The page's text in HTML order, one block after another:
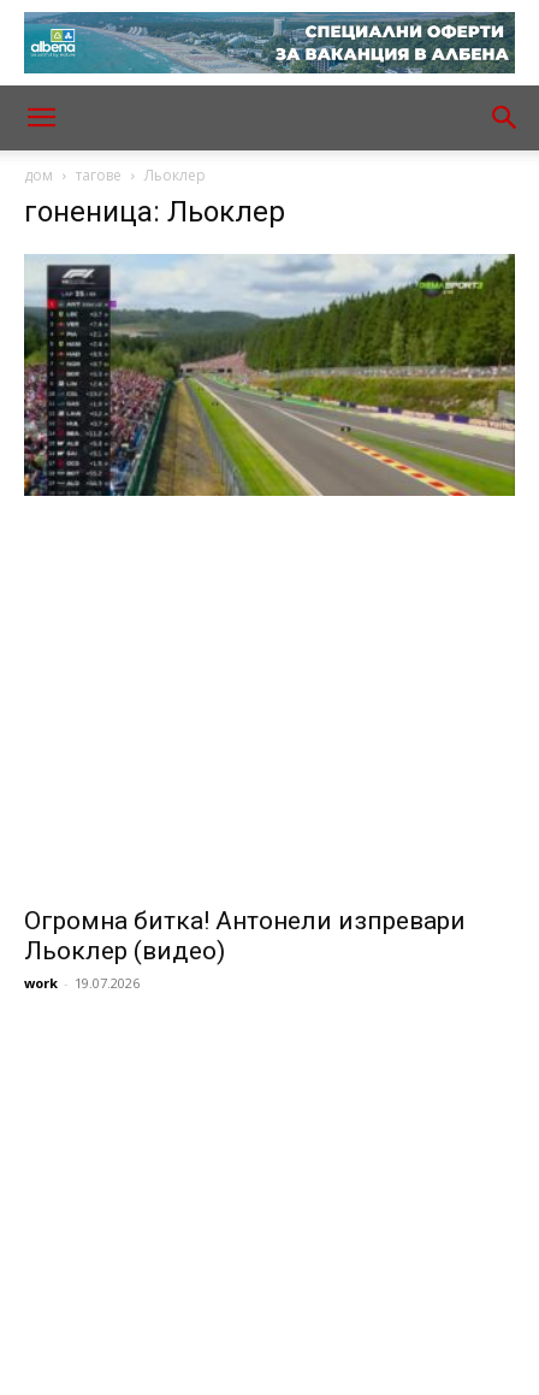
дом тагове Льоклер
гоненица: Льоклер
Огромна битка! Антонели изпревари
Льоклер (видео)
work - 19.07.2026